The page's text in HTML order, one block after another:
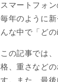
スマートフォ
毎年のように
んな中で「ど
この記事では
格、重さなど
す。また、最